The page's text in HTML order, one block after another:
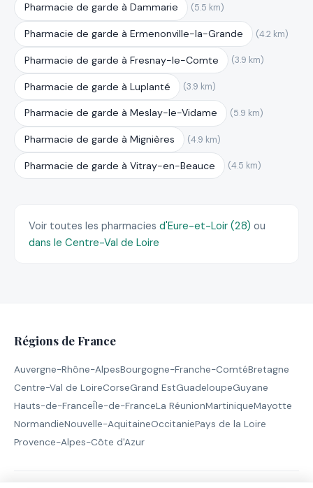
Pharmacie de garde à Dammarie (5.5 km)
Pharmacie de garde à Ermenonville-la-Grande (4.2 km)
Pharmacie de garde à Fresnay-le-Comte (3.9 km)
Pharmacie de garde à Luplanté (3.9 km)
Pharmacie de garde à Meslay-le-Vidame (5.9 km)
Pharmacie de garde à Mignières (4.9 km)
Pharmacie de garde à Vitray-en-Beauce (4.5 km)
Voir toutes les pharmacies d'Eure-et-Loir (28) ou
dans le Centre-Val de Loire
Régions de France
Auvergne-Rhône-AlpesBourgogne-Franche-ComtéBretagne
Centre-Val de LoireCorseGrand EstGuadeloupeGuyane
Hauts-de-FranceÎle-de-FranceLa RéunionMartiniqueMayotte
NormandieNouvelle-AquitaineOccitaniePays de la Loire
Provence-Alpes-Côte d'Azur